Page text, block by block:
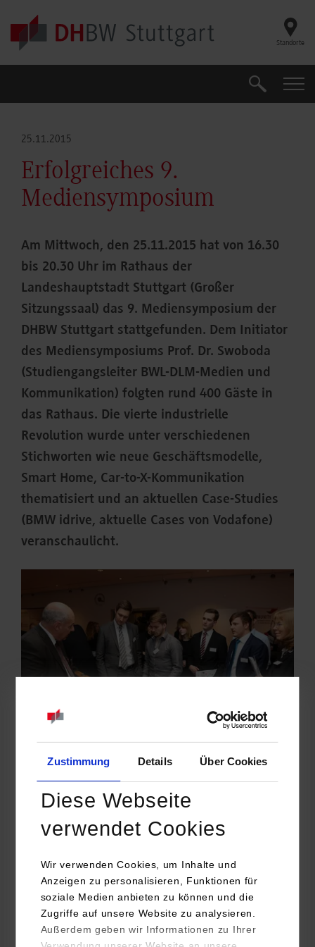
Zustimmung Details Über Cookies
Diese Webseite
verwendet Cookies
Wir verwenden Cookies, um Inhalte und
Anzeigen zu personalisieren, Funktionen für
soziale Medien anbieten zu können und die
Zugriffe auf unsere Website zu analysieren.
Außerdem geben wir Informationen zu Ihrer
Skip to main content
Standorte
Suche
25.11.2015
Erfolgreiches 9.
Mediensymposium
Am Mittwoch, den 25.11.2015 hat von 16.30
bis 20.30 Uhr im Rathaus der
Landeshauptstadt Stuttgart (Großer
Sitzungssaal) das 9. Mediensymposium der
DHBW Stuttgart stattgefunden. Dem Initiator
des Mediensymposiums Prof. Dr. Swoboda
(Studiengangsleiter BWL-DLM-Medien und
Kommunikation) folgten rund 400 Gäste in
das Rathaus. Die vierte industrielle
Revolution wurde unter verschiedenen
Stichworten wie neue Geschäftsmodelle,
Smart Home, Car-to-X-Kommunikation
thematisiert und an aktuellen Case-Studies
(BMW idrive, aktuelle Cases von Vodafone)
veranschaulicht.
außergewöhnlichen Referenten. Die Themen reichten von
intelligenter, vernetzter Kommunikation und deren Einfluss auf
die Digitalisierung der Geschäftsmodelle über „smarte
„Innovationen von heute für die Straßen von morgen“ bis hin
zu Verschlüsselungstechniken und Datenspionage. Daneben
wurden beispielsweise verschiedene Business-Cases mit der
originalen Verschlüsselungsmaschine ENIGMA live präsentiert
und erläutert. Ein besonderes Highlight war mit dem Vortrag